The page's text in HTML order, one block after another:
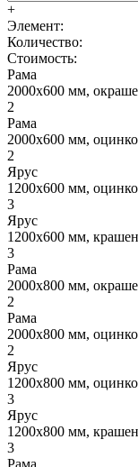
+
Элемент:
Количество:
Стоимость:
Рама
2000x600 мм,
2
Рама
2000x600 мм,
2
Ярус
1200x600 мм,
3
Ярус
1200x600 мм,
3
Рама
2000x800 мм,
2
Рама
2000x800 мм,
2
Ярус
1200x800 мм,
3
Ярус
1200x800 мм,
3
Рама